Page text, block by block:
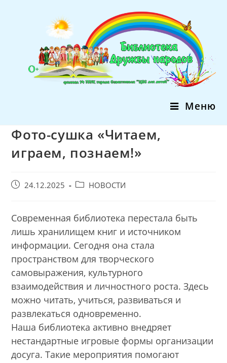
Меню
Фото-сушка «Читаем,
играем, познаем!»
Запись24.12.2025
PostНОВОСТИ
Современная библиотека перестала быть
лишь хранилищем книг и источником
информации. Сегодня она стала
пространством для творческого
самовыражения, культурного
взаимодействия и личностного роста. Здесь
можно читать, учиться, развиваться и
развлекаться одновременно.
Наша библиотека активно внедряет
нестандартные игровые формы организации
досуга. Такие мероприятия помогают